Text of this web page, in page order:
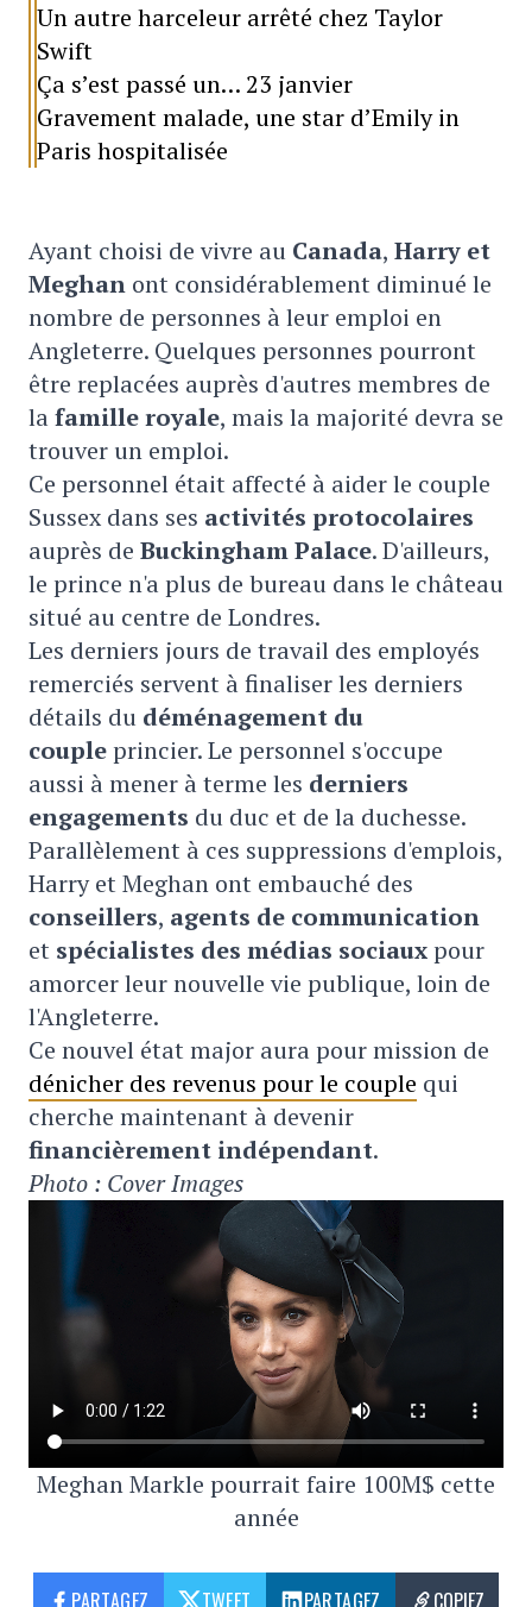
Un autre harceleur arrêté chez Taylor
Swift
Ça s’est passé un… 23 janvier
Gravement malade, une star d’Emily in
Paris hospitalisée
Ayant choisi de vivre au Canada, Harry et
Meghan ont considérablement diminué le
nombre de personnes à leur emploi en
Angleterre. Quelques personnes pourront
être replacées auprès d'autres membres de
lafamille royale, mais la majorité devra se
trouver un emploi.
Ce personnel était affecté à aider le couple
Sussex dans ses activités protocolaires
auprès de Buckingham Palace. D'ailleurs,
le prince n'a plus de bureau dans le château
situé au centre de Londres.
Les derniers jours de travail des employés
remerciés servent à finaliser les derniers
détails du déménagement du
coupleprincier. Le personnel s'occupe
aussi à mener à terme les derniers
engagements du duc et de la duchesse.
Parallèlement à ces suppressions d'emplois,
Harry et Meghan ont embauché des
conseillers, agents de communication
et spécialistes des médias sociauxpour
amorcer leur nouvelle vie publique, loin de
l'Angleterre.
Ce nouvel état major aura pour mission de
dénicher des revenus pour le couple qui
cherche maintenant à devenir
financièrement indépendant.
Photo : Cover Images
Meghan Markle pourrait faire 100M$ cette
année
PARTAGEZ TWEET PARTAGEZ COPIEZ